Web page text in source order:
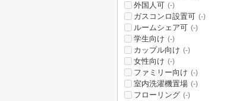
外国人可 (-)
ガスコンロ設置可 (-)
ルームシェア可 (-)
学生向け (-)
カップル向け (-)
女性向け (-)
ファミリー向け (-)
室内洗濯機置場 (-)
フローリング (-)